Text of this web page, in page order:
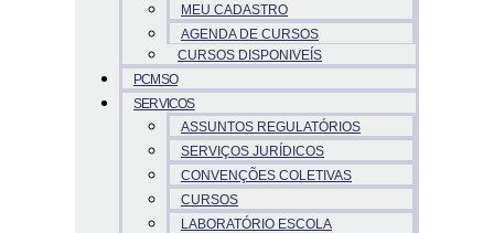
MEU CADASTRO
AGENDA DE CURSOS
CURSOS DISPONIVEÍS
PCMSO
SERVICOS
ASSUNTOS REGULATÓRIOS
SERVIÇOS JURÍDICOS
CONVENÇÕES COLETIVAS
CURSOS
LABORATÓRIO ESCOLA